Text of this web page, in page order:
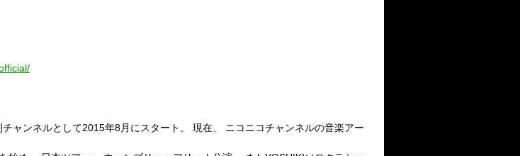
ャンネルとして2015年8月にスタート。 現在、 ニコニコチャンネルの音楽アー